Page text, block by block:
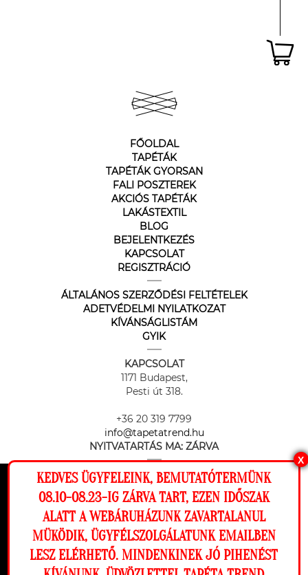
Ez a weboldal cookie-kat használ, hogy a
lehető legjobb élményt nyújtsa honlapunkon.
Beállítások
Elutasítom Engedélyezem
FŐOLDAL
TAPÉTÁK
TAPÉTÁK GYORSAN
FALI POSZTEREK
AKCIÓS TAPÉTÁK
LAKÁSTEXTIL
BLOG
BEJELENTKEZÉS
KAPCSOLAT
REGISZTRÁCIÓ
ÁLTALÁNOS SZERZŐDÉSI FELTÉTELEK
ADETVÉDELMI NYILATKOZAT
KÍVÁNSÁGLISTÁM
GYIK
KAPCSOLAT
1171 Budapest,
Pesti út 318.
+36 20 319 7799
info@tapetatrend.hu
NYITVATARTÁS MA: ZÁRVA
Az online fizetést a Barion Payment Zrt. biztosítja, MNB engedély
száma: H-EN-I-1064/2013
X
KEDVES ÜGYFELEINK, BEMUTATÓTERMÜNK
08.10-08.23-IG ZÁRVA TART, EZEN IDŐSZAK
ALATT A WEBÁRUHÁZUNK ZAVARTALANUL
MÜKÖDIK, ÜGYFÉLSZOLGÁLATUNK EMAILBEN
LESZ ELÉRHETŐ. MINDENKINEK JÓ PIHENÉST